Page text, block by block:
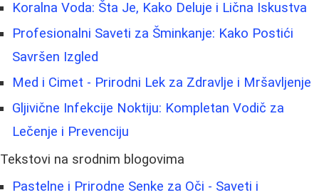
Koralna Voda: Šta Je, Kako Deluje i Lična Iskustva
Profesionalni Saveti za Šminkanje: Kako Postići
Savršen Izgled
Med i Cimet - Prirodni Lek za Zdravlje i Mršavljenje
Gljivične Infekcije Noktiju: Kompletan Vodič za
Lečenje i Prevenciju
Tekstovi na srodnim blogovima
Pastelne i Prirodne Senke za Oči - Saveti i